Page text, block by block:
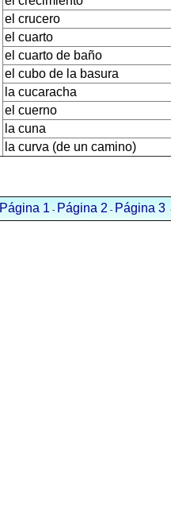
el crucero
el cuarto
el cuarto de baño
el cubo de la basura
la cucaracha
el cuerno
la cuna
la curva (de un camino)
Página 1 - Página 2 - Página 3